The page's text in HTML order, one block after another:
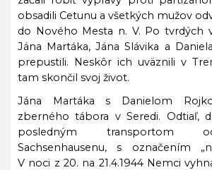
obsadili Cetunu a všetkých mužov
do Nového Mesta n. V. Po tvrdých
Jána Martáka, Jána Slávika a
prepustili. Neskôr ich uväznili v
tam skončil svoj život.
Jána Martáka s Danielom
zberného tábora v Seredi. Odtiaľ,
posledným transportom
Sachsenhausenu, s označením
V noci z 20. na 21.4.1944 Nemci